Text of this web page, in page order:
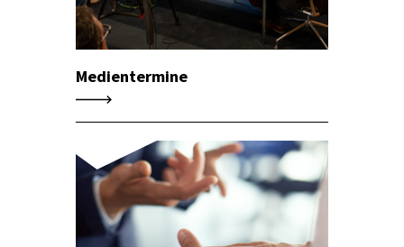
Medientermine